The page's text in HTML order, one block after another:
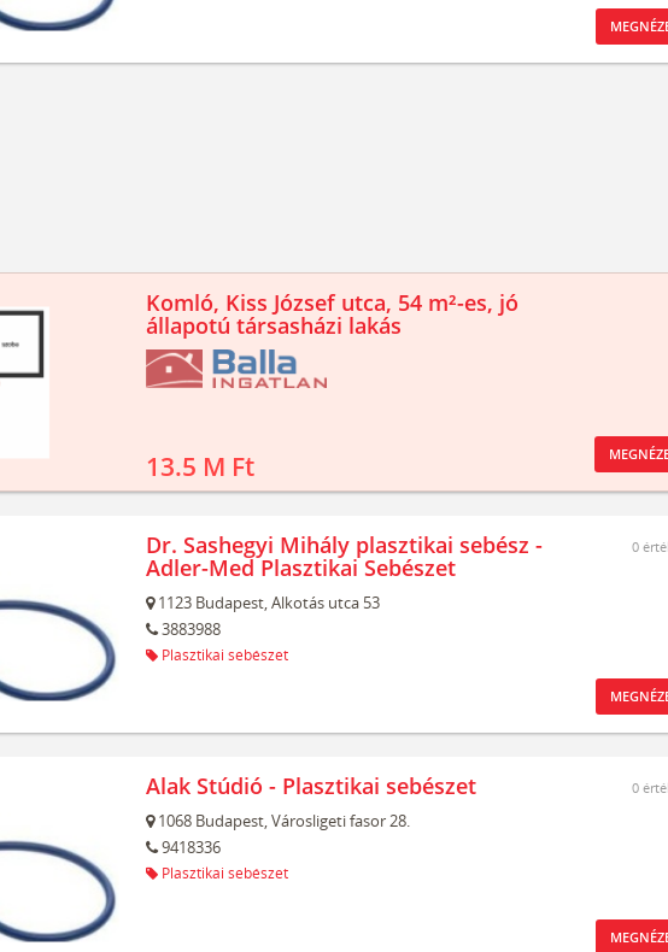
Komló, Kiss József utca, 54 m²-es, jó
állapotú társasházi lakás
13.5 M Ft
Dr. Sashegyi Mihály plasztikai sebész -
Adler-Med Plasztikai Sebészet
1123 Budapest,Alkotás utca 53
3883988
Plasztikai sebészet
0
Alak Stúdió - Plasztikai sebészet
1068 Budapest,Városligeti fasor 28.
9418336
Plasztikai sebészet
0